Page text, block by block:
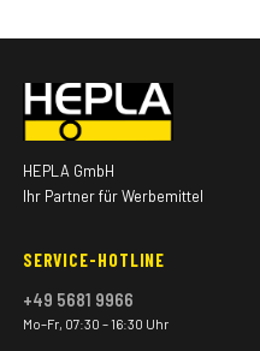
HEPLA GmbH
Ihr Partner für Werbemittel
SERVICE-HOTLINE
+49 5681 9966
Mo–Fr, 07:30 – 16:30 Uhr